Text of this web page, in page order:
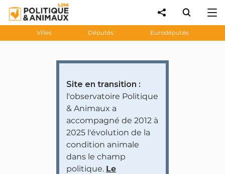
Villes Députés Eurodéputés
Site en transition :
l'observatoire Politique
& Animaux a
accompagné de 2012 à
2025 l'évolution de la
condition animale
dans le champ
politique. Le